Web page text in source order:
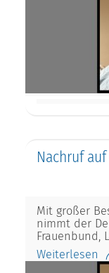
Nachruf
Mit großer
nimmt der
Frauenbund,
Weiterlesen